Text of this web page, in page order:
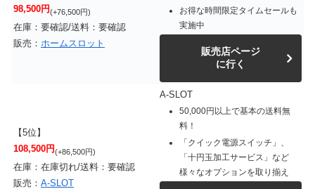
98,500円(+76,500円)
在庫：要確認/送料：要確認
販売： ホームスロット
お得な時間限定タイムセールも
実施中
販売店ページ
に行く
【5位】
108,500円(+86,500円)
在庫：在庫切れ/送料：要確認
販売： A-SLOT
A-SLOT
50,000円以上で基本の送料無
料！
「クイック電源スイッチ」、
「十円玉加工サービス」など
様々なオプションを取り揃え